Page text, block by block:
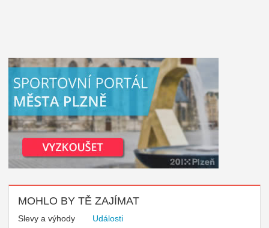
MOHLO BY TĚ ZAJÍMAT
Slevy a výhody Události